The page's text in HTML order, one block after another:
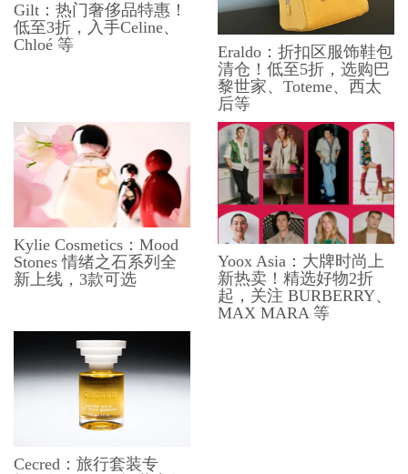
Gilt：热门奢侈品特惠！
低至3折，入手Celine、
Chloé 等
Eraldo：折扣区服饰鞋包
清仓！低至5折，选购巴
黎世家、Toteme、西太
后等
Kylie Cosmetics：Mood
Stones 情绪之石系列全
新上线，3款可选
Yoox Asia：大牌时尚上
新热卖！精选好物2折
起，关注 BURBERRY、
MAX MARA 等
Cecred：旅行套装专